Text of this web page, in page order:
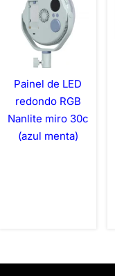
Painel de LED
redondo RGB
Nanlite miro 30c
(azul menta)